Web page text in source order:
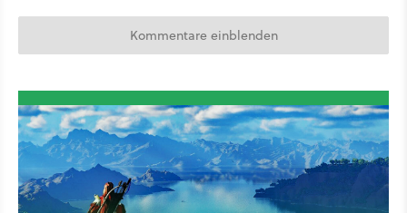
Kommentare einblenden